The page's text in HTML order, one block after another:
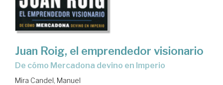
Juan Roig, el emprendedor visionario
de cómo Mercadona devino en Imperio
Mira Candel, Manuel